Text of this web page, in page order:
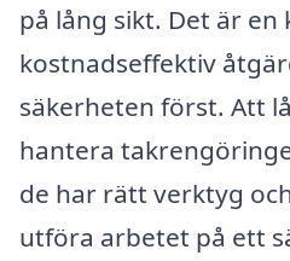
på lång sikt. Det är en
kostnadseffektiv
säkerheten först. Att
hantera
de har rätt verktyg
utföra arbetet på ett